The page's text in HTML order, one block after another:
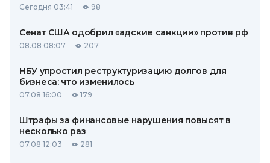
Сегодня 03:41 98
Сенат США одобрил «адские санкции» против рф
08.08 08:07 207
НБУ упростил реструктуризацию долгов для
бизнеса: что изменилось
07.08 16:00 179
Штрафы за финансовые нарушения повысят в
несколько раз
07.08 12:03 281